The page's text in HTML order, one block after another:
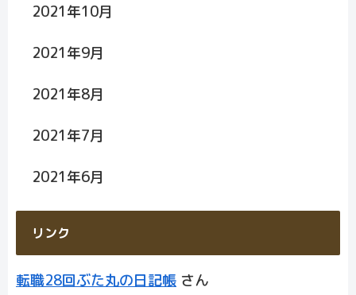
2021年10月
2021年9月
2021年8月
2021年7月
2021年6月
リンク
転職28回ぶた丸の日記帳 さん